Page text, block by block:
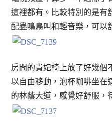
這裡都有。比較特別的是有
配蟲鳴鳥叫和輕音樂，可以
房間的貴妃椅上放了好幾個
以自由移動，泡杯咖啡坐在
的林蔭大道，感覺好舒服，